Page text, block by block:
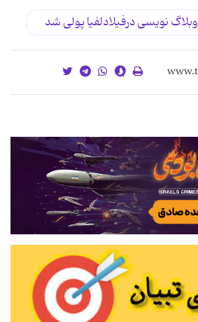
وبلاگ نویسی درفیلادلفیا پولی شد